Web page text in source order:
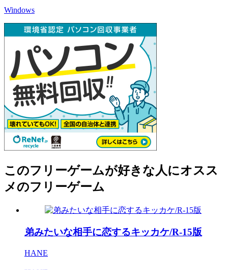
Windows
このフリーゲームが好きな人にオスス
メのフリーゲーム
弟みたいな相手に恋するキッカケ/R-15版
HANE